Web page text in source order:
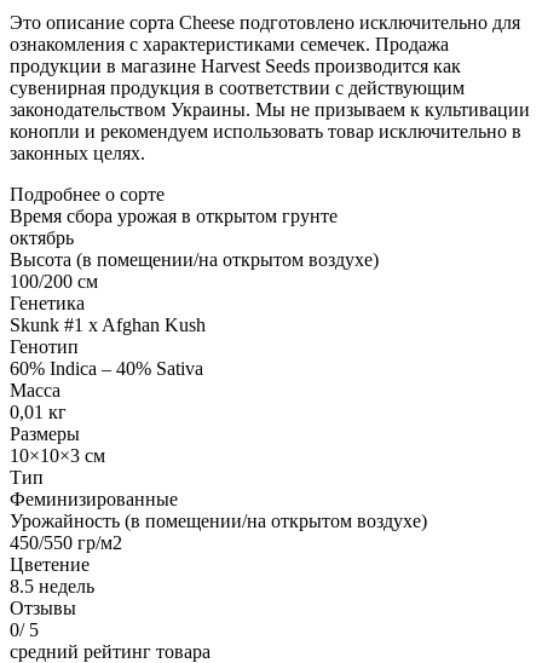
Это описание сорта Cheese подготовлено исключительно для
ознакомления с характеристиками семечек. Продажа
продукции в магазине Harvest Seeds производится как
сувенирная продукция в соответствии с действующим
законодательством Украины. Мы не призываем к культивации
конопли и рекомендуем использовать товар исключительно в
законных целях.
Подробнее о сорте
Время сбора урожая в открытом грунте
октябрь
Высота (в помещении/на открытом воздухе)
100/200 см
Генетика
Skunk #1 x Afghan Kush
Генотип
60% Indica – 40% Sativa
Масса
0,01 кг
Размеры
10×10×3 см
Тип
Феминизированные
Урожайность (в помещении/на открытом воздухе)
450/550 гр/м2
Цветение
8.5 недель
Отзывы
0/ 5
средний рейтинг товара